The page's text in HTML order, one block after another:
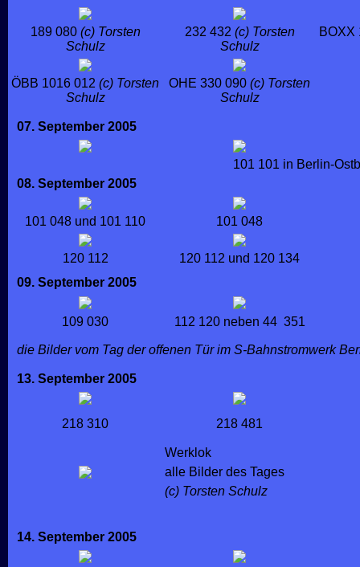
189 080 (c) Torsten
Schulz
232 432 (c) Torsten
Schulz
BOXX
ÖBB 1016 012 (c) Torsten
Schulz
OHE 330 090 (c) Torsten
Schulz
07. September 2005
101 101 in Berlin-
08. September 2005
101 048 und 101 110 101 048
120 112
120 112 und 120 134
09. September 2005
109 030 112 120 neben 44 351
die Bilder vom Tag der offenen Tür im S-Bahnstromwerk
13. September 2005
218 310 218 481
Werklok
alle Bilder des Tages
(c) Torsten Schulz
14. September 2005